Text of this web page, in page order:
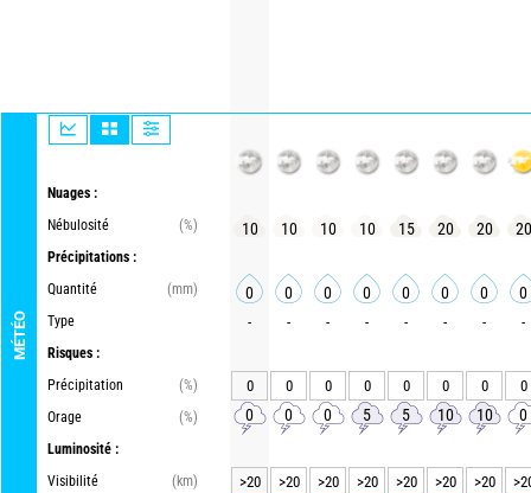
MÉTÉO
Nuages :
Nébulosité
(%)
Précipitations :
Quantité
(mm)
Type
Risques :
Précipitation
(%)
Orage
(%)
Luminosité :
Visibilité
(km)
10 10 10 10 15 20 20 20
0 0 0 0 0 0 0 0
- - - - - - - -
0 0 0 0 0 0 0 0
0 0 0 5 5 10 10 0
>20 >20 >20 >20 >20 >20 >20